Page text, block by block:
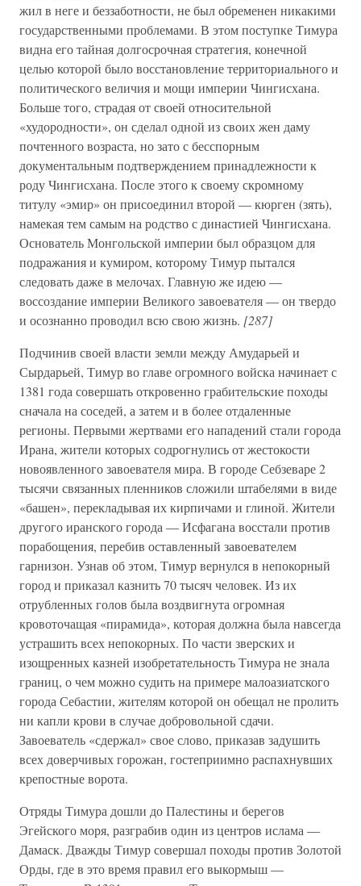
жил в неге и беззаботности, не был обременен никакими
государственными проблемами. В этом поступке Тимура
видна его тайная долгосрочная стратегия, конечной
целью которой было восстановление территориального и
политического величия и мощи империи Чингисхана.
Больше того, страдая от своей относительной
«худородности», он сделал одной из своих жен даму
почтенного возраста, но зато с бесспорным
документальным подтверждением принадлежности к
роду Чингисхана. После этого к своему скромному
титулу «эмир» он присоединил второй — кюрген (зять),
намекая тем самым на родство с династией Чингисхана.
Основатель Монгольской империи был образцом для
подражания и кумиром, которому Тимур пытался
следовать даже в мелочах. Главную же идею —
воссоздание империи Великого завоевателя — он твердо
и осознанно проводил всю свою жизнь. [287]
Подчинив своей власти земли между Амударьей и
Сырдарьей, Тимур во главе огромного войска начинает с
1381 года совершать откровенно грабительские походы
сначала на соседей, а затем и в более отдаленные
регионы. Первыми жертвами его нападений стали города
Ирана, жители которых содрогнулись от жестокости
новоявленного завоевателя мира. В городе Себзеваре 2
тысячи связанных пленников сложили штабелями в виде
«башен», перекладывая их кирпичами и глиной. Жители
другого иранского города — Исфагана восстали против
порабощения, перебив оставленный завоевателем
гарнизон. Узнав об этом, Тимур вернулся в непокорный
город и приказал казнить 70 тысяч человек. Из их
отрубленных голов была воздвигнута огромная
кровоточащая «пирамида», которая должна была навсегда
устрашить всех непокорных. По части зверских и
изощренных казней изобретательность Тимура не знала
границ, о чем можно судить на примере малоазиатского
города Себастии, жителям которой он обещал не пролить
ни капли крови в случае добровольной сдачи.
Завоеватель «сдержал» свое слово, приказав задушить
всех доверчивых горожан, гостеприимно распахнувших
крепостные ворота.
Отряды Тимура дошли до Палестины и берегов
Эгейского моря, разграбив один из центров ислама —
Дамаск. Дважды Тимур совершал походы против Золотой
Орды, где в это время правил его выкормыш —